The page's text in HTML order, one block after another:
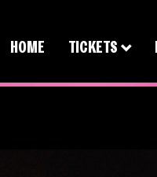
HOME TICKETS